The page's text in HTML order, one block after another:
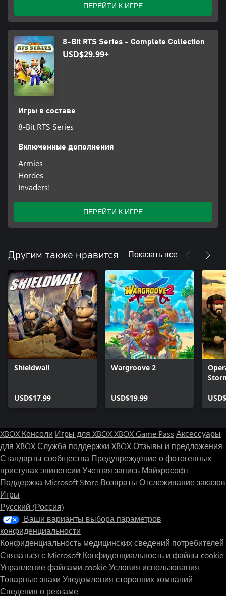
ПЕРЕЙТИ К ИГРЕ
8-Bit RTS Series - Complete Collection
USD$29.99+
Игры в составе
8-Bit RTS Series
Включенные дополнения
Armies
Hordes
Invaders!
ПЕРЕЙТИ К ИГРЕ
Другим также нравится Показать все
Shieldwall
USD$17.99
Wargroove 2
USD$19.99
XBOX Консоли Игры для XBOXXBOX Game Pass Аксессуары
для XBOXСлужба поддержки XBOXОтзывы и предложения
Стандарты сообщества Предупреждение о фотогенных
приступах эпилепсии Учетная запись Майкрософт
Поддержка Microsoft Store Возвраты Отслеживание заказов
Игры
Русский (Россия)
Ваши варианты выбора параметров
конфиденциальности
Конфиденциальность медицинских сведений потребителей
Связаться с Microsoft Конфиденциальность и файлы cookie
Управление файлами cookieУсловия использования
Товарные знаки Уведомления сторонних компаний
Сведения о рекламе